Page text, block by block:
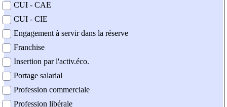
CUI - CAE
CUI - CIE
Engagement à servir dans la réserve
Franchise
Insertion par l'activ.éco.
Portage salarial
Profession commerciale
Profession libérale